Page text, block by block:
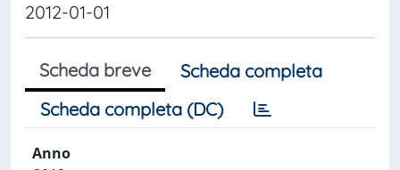
2012-01-01
Scheda breve
Scheda completa
Scheda completa (DC)
Anno